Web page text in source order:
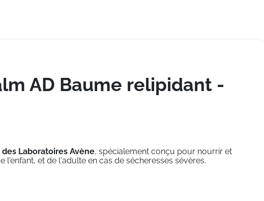
AD Baume relipidant -
Laboratoires Avène, spécialement conçu pour nourrir et
l'enfant, et de l'adulte en cas de sécheresses sévères.